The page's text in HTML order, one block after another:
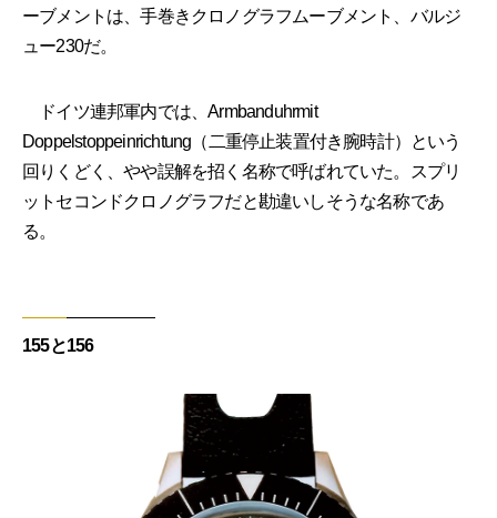
ーブメントは、手巻きクロノグラフムーブメント、バルジ
ュー230だ。
ドイツ連邦軍内では、Armbanduhrmit
Doppelstoppeinrichtung（二重停止装置付き腕時計）という
回りくどく、やや誤解を招く名称で呼ばれていた。スプリ
ットセコンドクロノグラフだと勘違いしそうな名称であ
る。
155と156